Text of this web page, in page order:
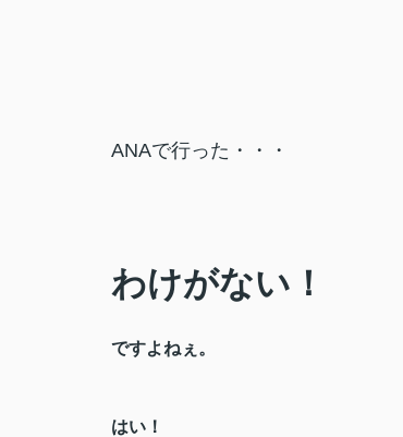
ANAで行った・・・
わけがない！
ですよねぇ。
はい！